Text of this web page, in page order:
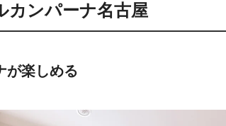
カンパーナ名古屋
が楽しめる